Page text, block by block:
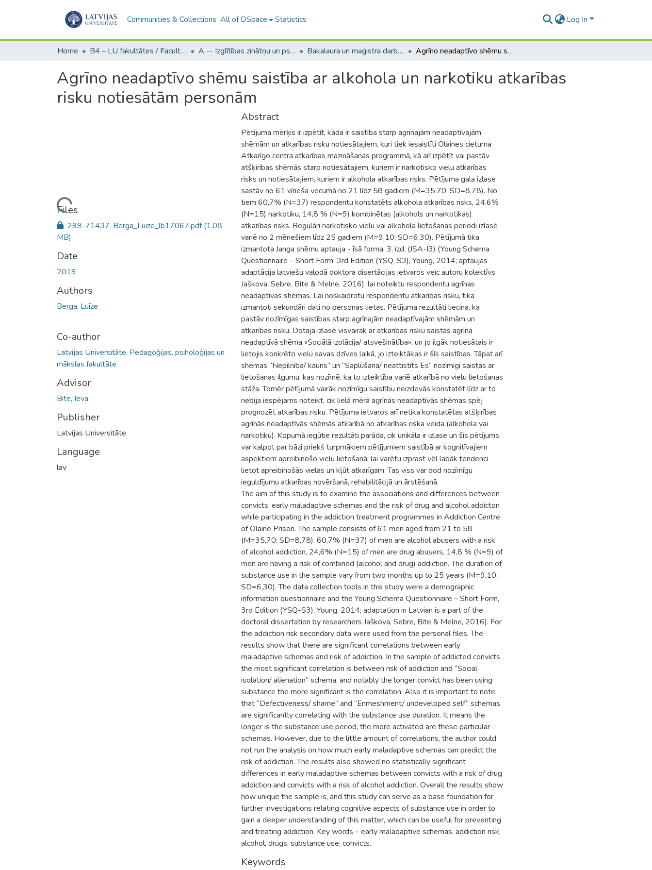
Communities & Collections All of DSpace Statistics Log In
Home B4 – LU fakultātes / Faculties of the UL A -- Izglītības zinātņu un psiholoģijas fakultāte / Faculty of Education Sciences and Psychology Bakalaura un maģistra darbi (PPMF) / Bachelor's and Master's theses Agrīno neadaptīvo shēmu saistība ar alkohola un narkotiku atkarības risku notiesātām personām
Agrīno neadaptīvo shēmu saistība ar alkohola un narkotiku atkarības
risku notiesātām personām
Loading...
Files
299-71437-Berga_Luize_lb17067.pdf(1.08
MB)
Date
2019
Authors
Berga, Luīze
Co-author
Latvijas Universitāte. Pedagoģijas, psiholoģijas un
mākslas fakultāte
Advisor
Bite, Ieva
Publisher
Latvijas Universitāte
Language
lav
Abstract
Pētījuma mērķis ir izpētīt, kāda ir saistība starp agrīnajām neadaptīvajām
shēmām un atkarības risku notiesātajiem, kuri tiek iesaistīti Olaines cietuma
Atkarīgo centra atkarības mazināšanas programmā, kā arī izpētīt vai pastāv
atšķirības shēmās starp notiesātajiem, kuriem ir narkotisko vielu atkarības
risks un notiesātajiem, kuriem ir alkohola atkarības risks. Pētījuma gala izlase
sastāv no 61 vīrieša vecumā no 21 līdz 58 gadiem (M=35,70; SD=8,78). No
tiem 60,7% (N=37) respondentu konstatēts alkohola atkarības risks, 24,6%
(N=15) narkotiku, 14,8 % (N=9) kombinētas (alkohols un narkotikas)
atkarības risks. Regulāri narkotisko vielu vai alkohola lietošanas periodi izlasē
variē no 2 mēnešiem līdz 25 gadiem (M=9,10; SD=6,30). Pētījumā tika
izmantota Janga shēmu aptauja - īsā forma, 3. izd. (JSA-Ī3) (Young Schema
Questionnaire – Short Form, 3rd Edition (YSQ-S3), Young, 2014; aptaujas
adaptācija latviešu valodā doktora disertācijas ietvaros veic autoru kolektīvs
Jaškova, Sebre, Bite & Melne, 2016), lai noteiktu respondentu agrīnas
neadaptīvas shēmas. Lai noskaidrotu respondentu atkarības risku, tika
izmantoti sekundāri dati no personas lietas. Pētījuma rezultāti liecina, ka
pastāv nozīmīgas saistības starp agrīnajām neadaptīvajām shēmām un
atkarības risku. Dotajā izlasē visvairāk ar atkarības risku saistās agrīnā
neadaptīvā shēma «Sociālā izolācija/ atsvešinātība», un jo ilgāk notiesātais ir
lietojis konkrēto vielu savas dzīves laikā, jo izteiktākas ir šīs saistības. Tāpat arī
shēmas “Nepilnība/ kauns” un “Saplūšana/ neattīstīts Es” nozīmīgi saistās ar
lietošanas ilgumu, kas nozīmē, ka to izteiktība variē atkarībā no vielu lietošanas
stāža. Tomēr pētījumā vairāk nozīmīgu saistību neizdevās konstatēt līdz ar to
nebija iespējams noteikt, cik lielā mērā agrīnās neadaptīvās shēmas spēj
prognozēt atkarības risku. Pētījuma ietvaros arī netika konstatētas atšķirības
agrīnās neadaptīvās shēmās atkarībā no atkarības riska veida (alkohola vai
narkotiku). Kopumā iegūtie rezultāti parāda, cik unikāla ir izlase un šis pētījums
var kalpot par bāzi priekš turpmākiem pētījumiem saistībā ar kognitīvajiem
aspektiem apreibinošo vielu lietošanā, lai varētu izprast vēl labāk tendenci
lietot apreibinošās vielas un kļūt atkarīgam. Tas viss var dod nozīmīgu
ieguldījumu atkarības novēršanā, rehabilitācijā un ārstēšanā.
The aim of this study is to examine the associations and differences between
convicts’ early maladaptive schemas and the risk of drug and alcohol addicton
while participating in the addiction treatment programmes in Addiction Centre
of Olaine Prison. The sample consists of 61 men aged from 21 to 58
(M=35,70; SD=8,78). 60,7% (N=37) of men are alcohol abusers with a risk
of alcohol addiction, 24,6% (N=15) of men are drug abusers, 14,8 % (N=9) of
men are having a risk of combined (alcohol and drug) addiction. The duration of
substance use in the sample vary from two months up to 25 years (M=9,10;
SD=6,30). The data collection tools in this study were a demographic
information questionnaire and the Young Schema Questionnaire – Short Form,
3rd Edition (YSQ-S3), Young, 2014; adaptation in Latvian is a part of the
doctoral dissertation by researchers Jaškova, Sebre, Bite & Melne, 2016). For
the addiction risk secondary data were used from the personal files. The
results show that there are significant correlations between early
maladaptive schemas and risk of addiction. In the sample of addicted convicts
the most significant correlation is between risk of addiction and “Social
isolation/ alienation” schema, and notably the longer convict has been using
substance the more significant is the correlation. Also it is important to note
that “Defectiveness/ shame” and “Enmeshment/ undeveloped self” schemas
are significantly correlating with the substance use duration. It means the
longer is the substance use period, the more activated are these particular
schemas. However, due to the little amount of correlations, the author could
not run the analysis on how much early maladaptive schemas can predict the
risk of addiction. The results also showed no statistically significant
differences in early maladaptive schemas between convicts with a risk of drug
addiction and convicts with a risk of alcohol addiction. Overall the results show
how unique the sample is, and this study can serve as a base foundation for
further investigations relating cognitive aspects of substance use in order to
gain a deeper understanding of this matter, which can be useful for preventing
and treating addiction. Key words – early maladaptive schemas, addiction risk,
alcohol, drugs, substance use, convicts.
Keywords